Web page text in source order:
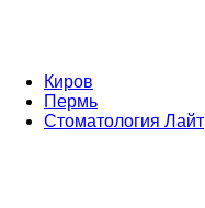
Киров
Пермь
Стоматология Лайт